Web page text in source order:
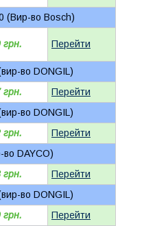
(Вир-во Bosch)
грн. Перейти
во DONGIL)
грн.
Перейти
во DONGIL)
грн.
Перейти
во DAYCO)
грн.
Перейти
во DONGIL)
грн.
Перейти